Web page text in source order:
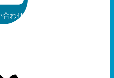
合わせ